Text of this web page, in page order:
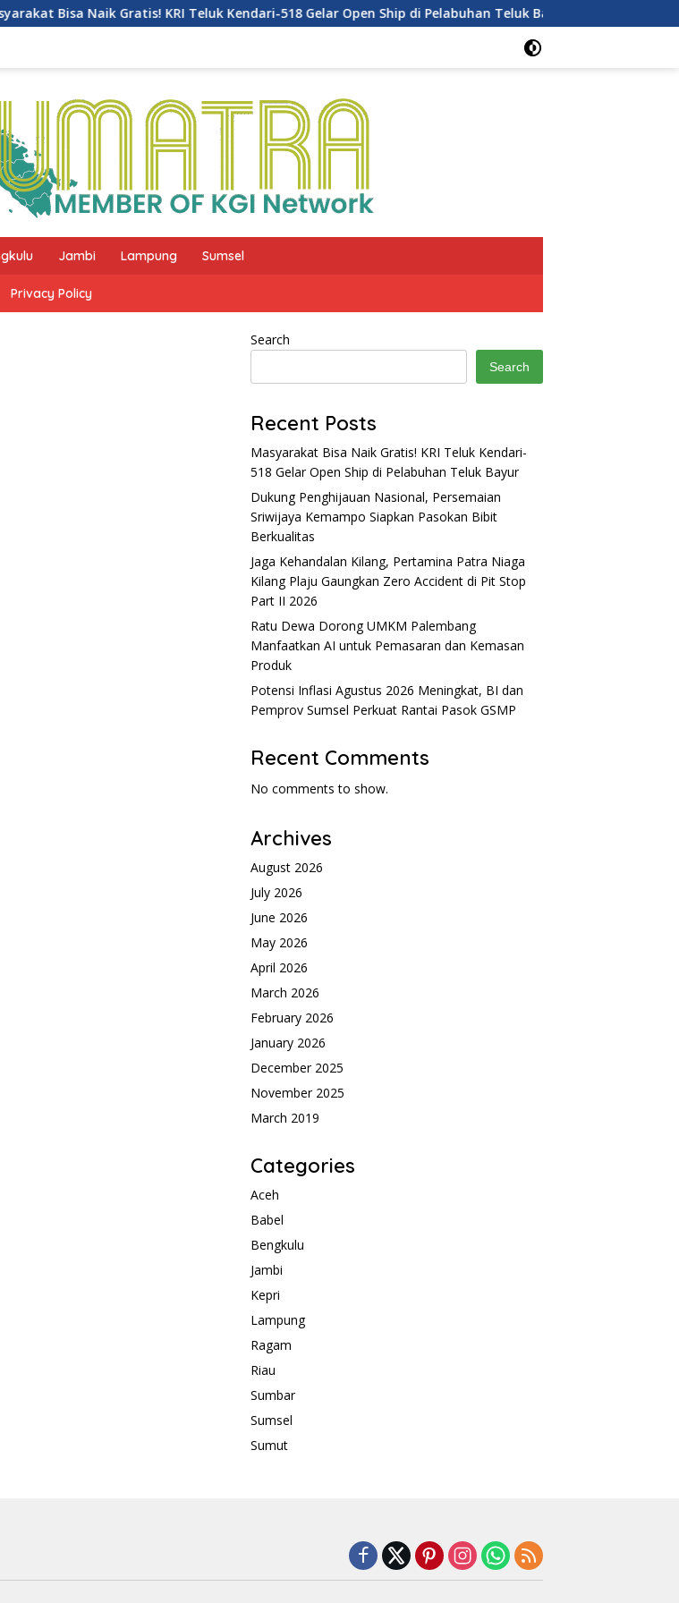
Bisa Naik Gratis! KRI Teluk Kendari-518 Gelar Open Ship di Pelabuhan Teluk Bayur
Jambi Lampung Sumsel
Privacy Policy
Search
Search
Recent Posts
Masyarakat Bisa Naik Gratis! KRI Teluk Kendari-
518 Gelar Open Ship di Pelabuhan Teluk Bayur
Dukung Penghijauan Nasional, Persemaian
Sriwijaya Kemampo Siapkan Pasokan Bibit
Berkualitas
Jaga Kehandalan Kilang, Pertamina Patra Niaga
Kilang Plaju Gaungkan Zero Accident di Pit Stop
Part II 2026
Ratu Dewa Dorong UMKM Palembang
Manfaatkan AI untuk Pemasaran dan Kemasan
Produk
Potensi Inflasi Agustus 2026 Meningkat, BI dan
Pemprov Sumsel Perkuat Rantai Pasok GSMP
Recent Comments
No comments to show.
Archives
August 2026
July 2026
June 2026
May 2026
April 2026
March 2026
February 2026
January 2026
December 2025
November 2025
March 2019
Categories
Aceh
Babel
Bengkulu
Jambi
Kepri
Lampung
Ragam
Riau
Sumbar
Sumsel
Sumut